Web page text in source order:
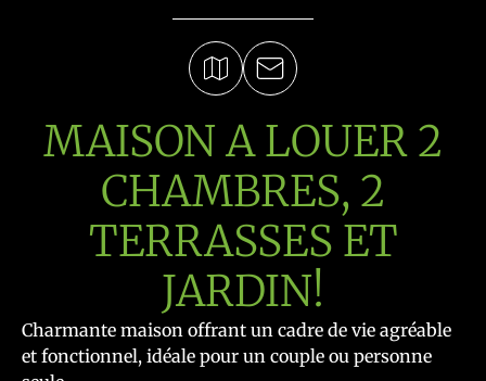
MAISON A LOUER 2
CHAMBRES, 2
TERRASSES ET
JARDIN!
Charmante maison offrant un cadre de vie agréable
et fonctionnel, idéale pour un couple ou personne